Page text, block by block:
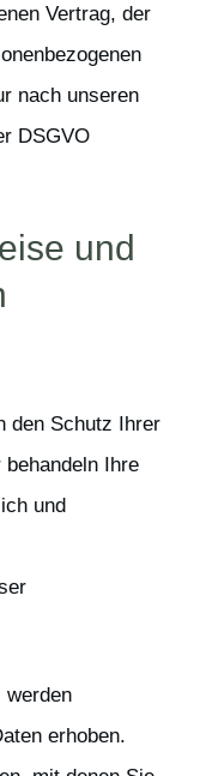
Vertrag, der
nach unseren
DSGVO
und
den Schutz Ihrer
Ihre
und
werden
erhoben.